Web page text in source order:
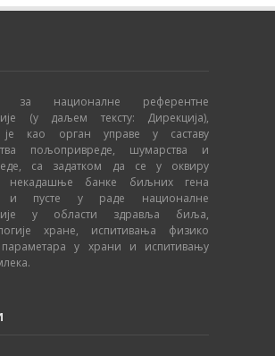
за националне референтне
(у даљем тексту: Дирекција),
је као орган управе у саставу
пољопривреде, шумарства и
са задатком да се у оквиру
некадашње банке биљних гена
и пусте у раде националне
у области здравља биља,
хране, испитивања физико
параметара у храни и испитивању